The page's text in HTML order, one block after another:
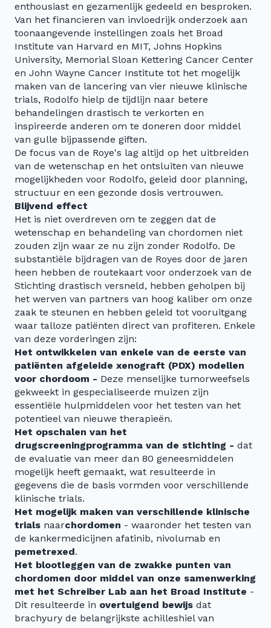
enthousiast en gezamenlijk gedeeld en besproken.
Van het financieren van invloedrijk onderzoek aan
toonaangevende instellingen zoals het Broad
Institute van Harvard en MIT, Johns Hopkins
University, Memorial Sloan Kettering Cancer Center
en John Wayne Cancer Institute tot het mogelijk
maken van de lancering van vier nieuwe klinische
trials, Rodolfo hielp de tijdlijn naar betere
behandelingen drastisch te verkorten en
inspireerde anderen om te doneren door middel
van gulle bijpassende giften.
De focus van de Roye's lag altijd op het uitbreiden
van de wetenschap en het ontsluiten van nieuwe
mogelijkheden voor Rodolfo, geleid door planning,
structuur en een gezonde dosis vertrouwen.
Blijvend effect
Het is niet overdreven om te zeggen dat de
wetenschap en behandeling van chordomen niet
zouden zijn waar ze nu zijn zonder Rodolfo. De
substantiële bijdragen van de Royes door de jaren
heen hebben de routekaart voor onderzoek van de
Stichting drastisch versneld, hebben geholpen bij
het werven van partners van hoog kaliber om onze
zaak te steunen en hebben geleid tot vooruitgang
waar talloze patiënten direct van profiteren. Enkele
van deze vorderingen zijn:
Het ontwikkelen van enkele van de eerste van
patiënten afgeleide xenograft (PDX) modellen
voor chordoom - Deze menselijke tumorweefsels
gekweekt in gespecialiseerde muizen zijn
essentiële hulpmiddelen voor het testen van het
potentieel van nieuwe therapieën.
Het opschalen van het
drugscreeningprogramma van de stichting - dat
de evaluatie van meer dan 80 geneesmiddelen
mogelijk heeft gemaakt, wat resulteerde in
gegevens die de basis vormden voor verschillende
klinische trials.
Het mogelijk maken van verschillende klinische
trials naarchordomen - waaronder het testen van
de kankermedicijnen afatinib, nivolumab en
pemetrexed.
Het blootleggen van de zwakke punten van
chordomen door middel van onze samenwerking
met het Schreiber Lab aan het Broad Institute -
Dit resulteerde in overtuigend bewijs dat
brachyury de belangrijkste achilleshiel van